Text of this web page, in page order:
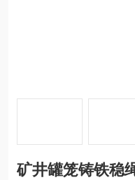
矿井罐笼铸铁稳